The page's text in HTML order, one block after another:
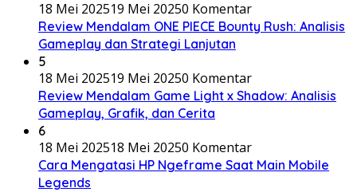
18 Mei 202519 Mei 20250 Komentar
Review Mendalam ONE PIECE Bounty Rush: Analisis
Gameplay dan Strategi Lanjutan
5
18 Mei 202519 Mei 20250 Komentar
Review Mendalam Game Light x Shadow: Analisis
Gameplay, Grafik, dan Cerita
6
18 Mei 202518 Mei 20250 Komentar
Cara Mengatasi HP Ngeframe Saat Main Mobile
Legends